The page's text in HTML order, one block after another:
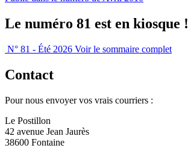
Le numéro 81 est en kiosque !
N° 81 - Été 2026 Voir le sommaire complet
Contact
Pour nous envoyer vos vrais courriers :
Le Postillon
42 avenue Jean Jaurès
38600 Fontaine